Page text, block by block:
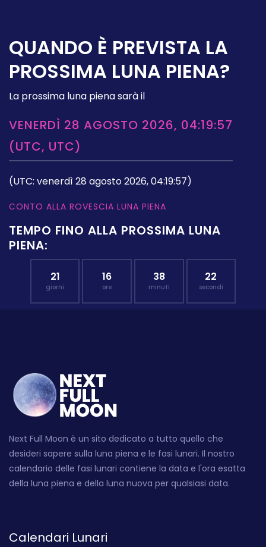
QUANDO È PREVISTA LA
PROSSIMA LUNA PIENA?
La prossima luna piena sarà il
VENERDÌ 28 AGOSTO 2026, 04:19:57
(UTC, UTC)
(UTC: venerdì 28 agosto 2026, 04:19:57)
CONTO ALLA ROVESCIA LUNA PIENA
TEMPO FINO ALLA PROSSIMA LUNA
PIENA:
21
giorni
16
ore
38
minuti
21
secondi
Next Full Moon è un sito dedicato a tutto quello che
desideri sapere sulla luna piena e le fasi lunari. Il nostro
calendario delle fasi lunari contiene la data e l'ora esatta
della luna piena e della luna nuova per qualsiasi data.
Calendari Lunari